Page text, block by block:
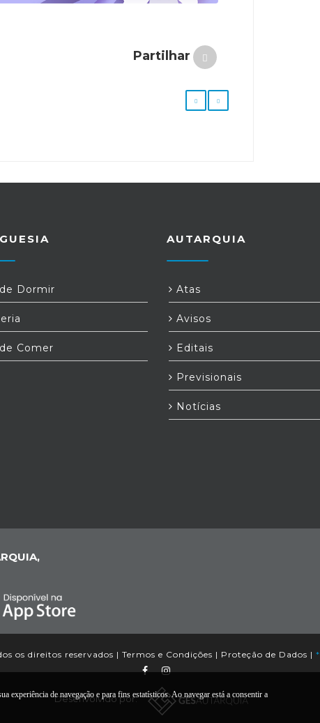
Partilhar
Dormir
Comer
AUTARQUIA
Atas
Avisos
Editais
Previsionais
Notícias
os direitos reservados | Termos e Condições | Proteção de Dados | *
Desenvolvido por:
experiência de navegação e para fins estatísticos. Ao navegar está a consentir a